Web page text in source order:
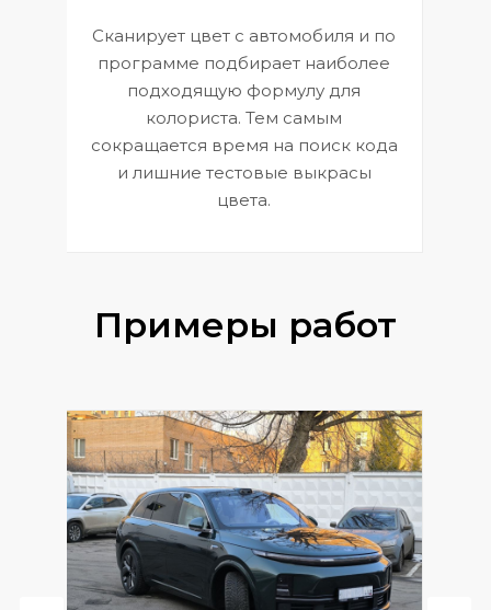
Сканирует цвет с автомобиля и по
программе подбирает наиболее
подходящую формулу для
колориста. Тем самым
сокращается время на поиск кода
и лишние тестовые выкрасы
цвета.
Примеры работ